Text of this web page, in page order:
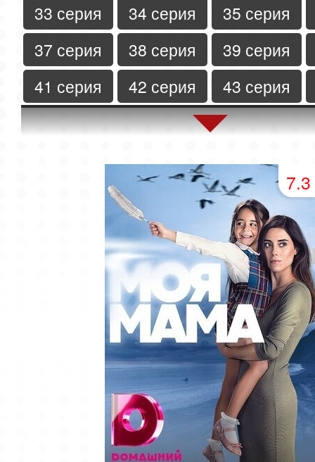
33 серия
34 серия
35 серия
37 серия
38 серия
39 серия
41 серия
42 серия
43 серия
45 серия
46 серия
47 серия
50 серия
51 серия
54 серия
55 серия
58 серия
59 серия
62 серия
63 серия
66 серия
67 серия
70 серия
71 серия
74 серия
75 серия
78 серия
79 серия
82 серия 83 серия
7.3